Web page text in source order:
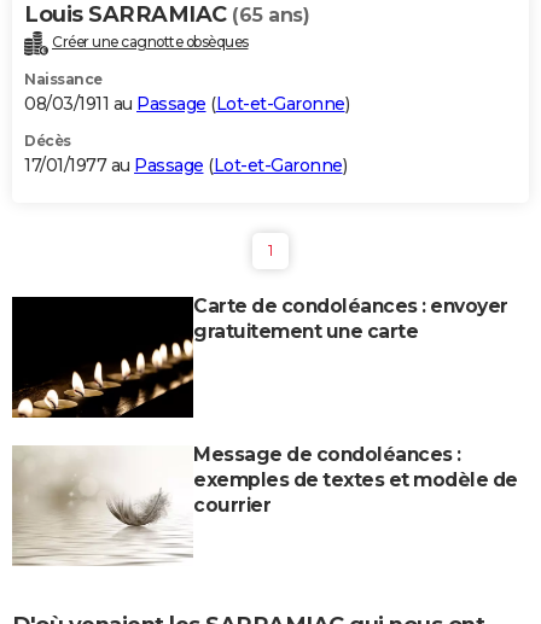
Louis SARRAMIAC (65 ans)
Créer une cagnotte obsèques
Naissance
08/03/1911 au Passage (Lot-et-Garonne)
Décès
17/01/1977 au Passage (Lot-et-Garonne)
1
Carte de condoléances : envoyer
gratuitement une carte
Message de condoléances :
exemples de textes et modèle de
courrier